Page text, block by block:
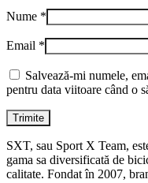
Nume *
Email *
Salvează-mi numele,
pentru data viitoare când o
SXT, sau Sport X Team,
gama sa diversificată de
calitate. Fondat în 2007,